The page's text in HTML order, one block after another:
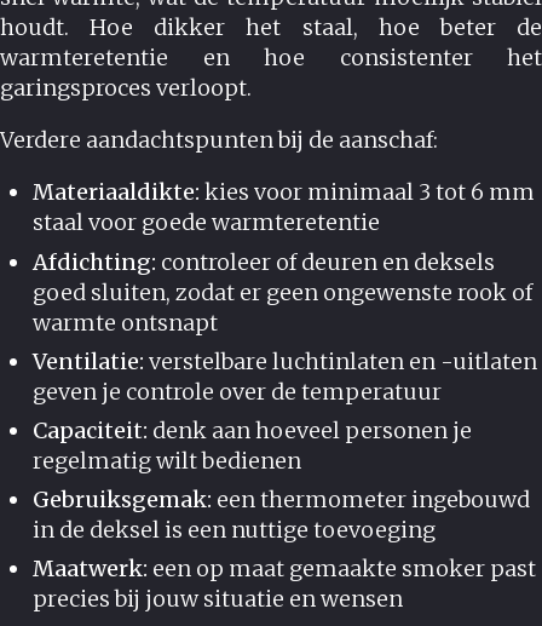
houdt. Hoe dikker het staal, hoe beter de
warmteretentie en hoe consistenter het
garingsproces verloopt.
Verdere aandachtspunten bij de aanschaf:
Materiaaldikte: kies voor minimaal 3 tot 6 mm
staal voor goede warmteretentie
Afdichting: controleer of deuren en deksels
goed sluiten, zodat er geen ongewenste rook of
warmte ontsnapt
Ventilatie: verstelbare luchtinlaten en -uitlaten
geven je controle over de temperatuur
Capaciteit: denk aan hoeveel personen je
regelmatig wilt bedienen
Gebruiksgemak: een thermometer ingebouwd
in de deksel is een nuttige toevoeging
Maatwerk: een op maat gemaakte smoker past
precies bij jouw situatie en wensen